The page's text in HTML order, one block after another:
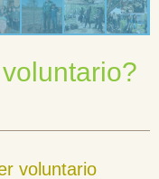
voluntario